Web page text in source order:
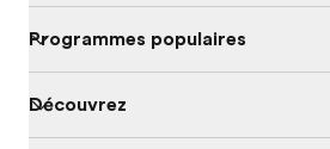
Programmes populaires
Découvrez